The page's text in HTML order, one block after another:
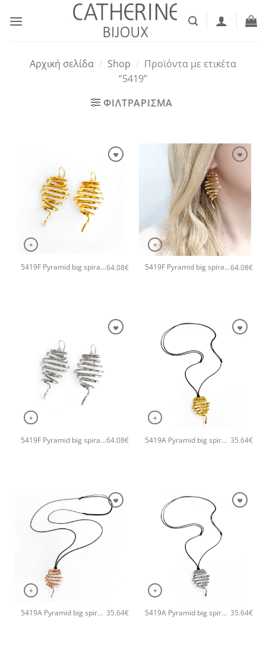
στο
Αρχική σελίδα / Shop / Προϊόντα με ετικέτα
“5419”
ΦΙΛΤΡΑΡΙΣΜΑ
+
5419F Pyramid big spiral χειροποίητα σκουλαρίκια Catherine bijoux Χρυσό64.08€
+
5419F Pyramid big spiral χειροποίητα σκουλαρίκια Catherine bijoux Ροζ χρυσό64.08€
+
5419F Pyramid big spiral χειροποίητα σκουλαρίκια Catherine bijoux Ασημί64.08€
+
5419A Pyramid big spiral pendant χειροποίητο κολιέ Catherine bijoux Χρυσό 35.64€
+
5419A Pyramid big spiral pendant χειροποίητο κολιέ Catherine bijoux Ροζ χρυσό 35.64€
+
5419A Pyramid big spiral pendant χειροποίητο κολιέ Catherine bijoux Ασημί 35.64€